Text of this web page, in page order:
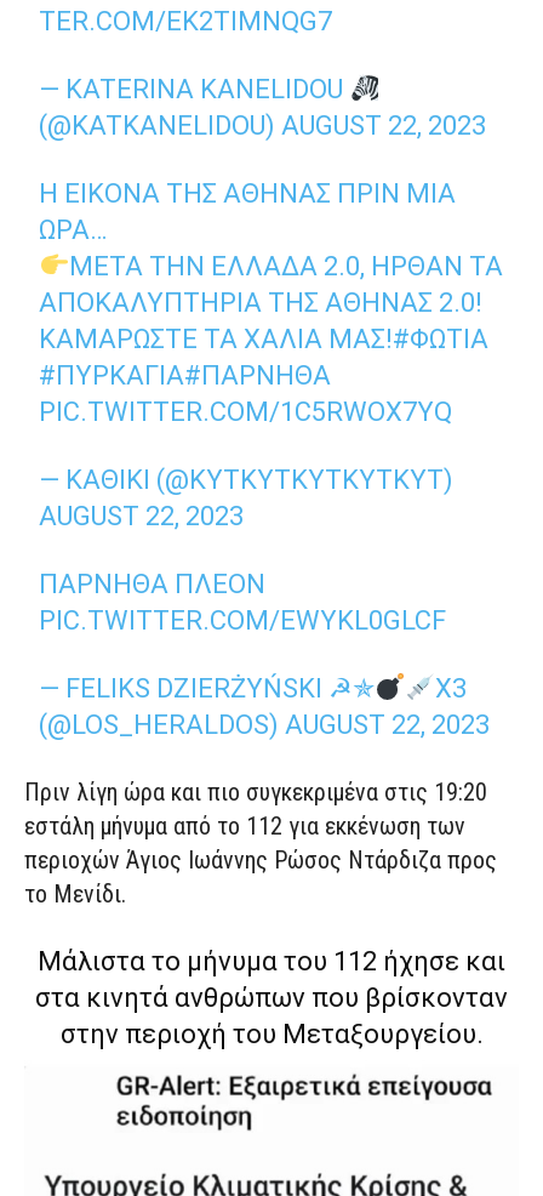
TER.COM/EK2TIMNQG7
— KATERINA KANELIDOU
(@KATKANELIDOU) AUGUST 22, 2023
Η ΕΙΚΌΝΑ ΤΗΣ ΑΘΉΝΑΣ ΠΡΙΝ ΜΙΑ
ΏΡΑ…
ΜΕΤΆ ΤΗΝ ΕΛΛΆΔΑ 2.0, ΉΡΘΑΝ ΤΑ
ΑΠΟΚΑΛΥΠΤΉΡΙΑ ΤΗΣ ΑΘΉΝΑΣ 2.0!
ΚΑΜΑΡΏΣΤΕ ΤΑ ΧΆΛΙΑ ΜΑΣ!#ΦΩΤΙΑ
#ΠΥΡΚΑΓΙΑ#ΠΑΡΝΗΘΑ
PIC.TWITTER.COM/1C5RWOX7YQ
— ΚΑΘΊΚΙ (@KYTKYTKYTKYTKYT)
AUGUST 22, 2023
ΠΆΡΝΗΘΑ ΠΛΈΟΝ
PIC.TWITTER.COM/EWYKL0GLCF
— FELIKS DZIERŻYŃSKI ☭✯
X3
(@LOS_HERALDOS) AUGUST 22, 2023
Πριν λίγη ώρα και πιο συγκεκριμένα στις 19:20
εστάλη μήνυμα από το 112 για εκκένωση των
περιοχών Άγιος Ιωάννης Ρώσος Ντάρδιζα προς
το Μενίδι.
Μάλιστα το μήνυμα του 112 ήχησε και
στα κινητά ανθρώπων που βρίσκονταν
στην περιοχή του Μεταξουργείου.